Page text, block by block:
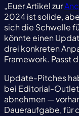
„Euer Artikel zur
2024 ist solide,
sich die Schwelle
könnte einen
drei konkreten
Framework. Passt
Update-Pitches
bei Editorial-
abnehmen —
Daueraufgabe, für